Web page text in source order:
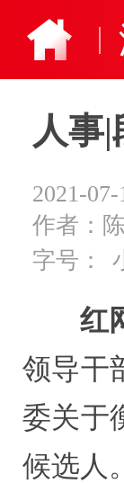
人事
2021-
作者：
字号：
红
领导干
委关于
候选人。